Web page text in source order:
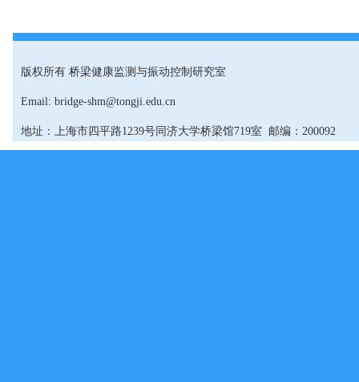
版权所有 桥梁健康监测与振动控制研究室
Email: bridge-shm@tongji.edu.cn
地址：上海市四平路1239号同济大学桥梁馆719室 邮编：200092